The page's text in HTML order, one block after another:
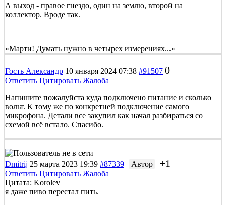
А выход - правое гнездо, один на землю, второй на
коллектор. Вроде так.
«Марти! Думать нужно в четырех измерениях...»
Гость Александр 10 января 2024 07:38 #91507 0
Ответить Цитировать Жалоба
Напишите пожалуйста куда подключено питание и сколько
вольт. К тому же по конкретней подключение самого
микрофона. Детали все закупил как начал разбираться со
схемой всё встало. Спасибо.
Dmitrij 25 марта 2023 19:39 #87339 Автор +1
Ответить Цитировать Жалоба
Цитата: Korolev
я даже пиво перестал пить.